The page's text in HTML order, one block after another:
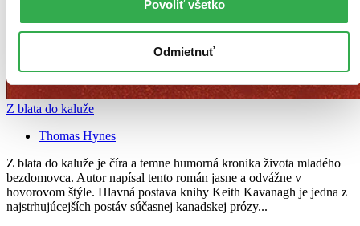
Povoliť všetko
Odmietnuť
Z blata do kaluže
Thomas Hynes
Z blata do kaluže je číra a temne humorná kronika života mladého
bezdomovca. Autor napísal tento román jasne a odvážne v
hovorovom štýle. Hlavná postava knihy Keith Kavanagh je jedna z
najstrhujúcejších postáv súčasnej kanadskej prózy...